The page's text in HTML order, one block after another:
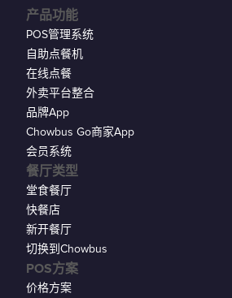
产品功能
POS管理系统
自助点餐机
在线点餐
外卖平台整合
品牌App
Chowbus Go商家App
会员系统
餐厅类型
堂食餐厅
快餐店
新开餐厅
切换到Chowbus
POS方案
价格方案